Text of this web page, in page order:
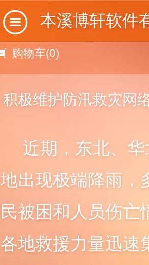
本溪博轩软件
购物车(0)
积极维护防汛救灾网
近期，东北、
地出现极端降雨，
民被困和人员伤亡
各地救援力量迅速